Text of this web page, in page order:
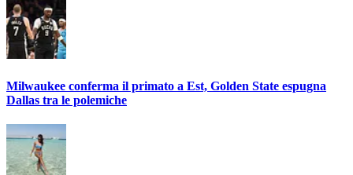
Milwaukee conferma il primato a Est, Golden State espugna
Dallas tra le polemiche